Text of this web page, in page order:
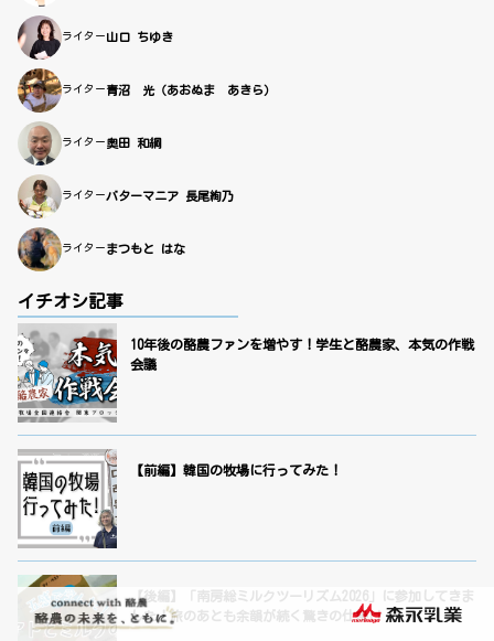
ライター 山口 ちゆき
ライター 青沼 光（あおぬま あきら）
ライター 奥田 和綱
ライター バターマニア 長尾絢乃
ライター まつもと はな
イチオシ記事
10年後の酪農ファンを増やす！学生と酪農家、本気の作戦
会議
【前編】韓国の牧場に行ってみた！
【後編】「南房総ミルクツーリズム2026」に参加してきま
した！旅のあとも余韻が続く驚きの仕掛け